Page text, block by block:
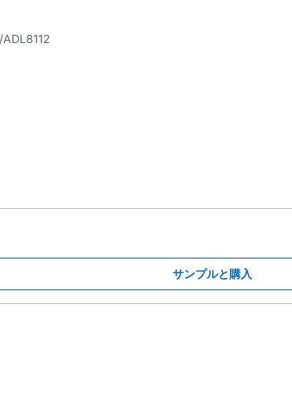
ADL8112
サンプルと購入